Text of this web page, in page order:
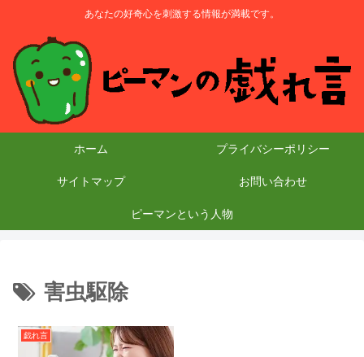
あなたの好奇心を刺激する情報が満載です。
ホーム プライバシーポリシー
サイトマップ お問い合わせ
ピーマンという人物
害虫駆除
戯れ言